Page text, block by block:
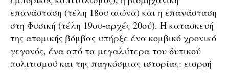
επανάσταση (τέλη 18ου αιώνα) και η επανάσταση
στη Φυσική (τέλη 19ου-αρχές 20ού). Η κατασκευή
της ατομικής βόμβας υπήρξε ένα κομβικό χρονικό
γεγονός, ένα από τα μεγαλύτερα του δυτικού
πολιτισμού και της παγκόσμιας ιστορίας: εισροή